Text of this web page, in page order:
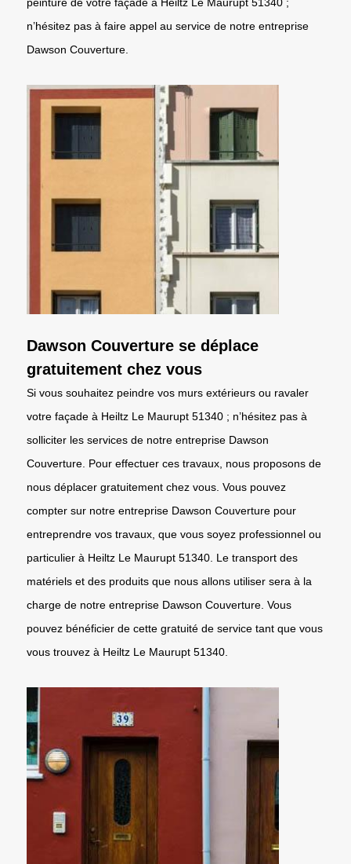
n’hésitez pas à faire appel au service de notre entreprise
Dawson Couverture.
Dawson Couverture se déplace
gratuitement chez vous
Si vous souhaitez peindre vos murs extérieurs ou ravaler
votre façade à Heiltz Le Maurupt 51340 ; n’hésitez pas à
solliciter les services de notre entreprise Dawson
Couverture. Pour effectuer ces travaux, nous proposons de
nous déplacer gratuitement chez vous. Vous pouvez
compter sur notre entreprise Dawson Couverture pour
entreprendre vos travaux, que vous soyez professionnel ou
particulier à Heiltz Le Maurupt 51340. Le transport des
matériels et des produits que nous allons utiliser sera à la
charge de notre entreprise Dawson Couverture. Vous
pouvez bénéficier de cette gratuité de service tant que vous
vous trouvez à Heiltz Le Maurupt 51340.